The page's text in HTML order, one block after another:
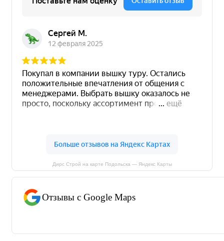
Дирс Строй на карте Подольска — Яндекс Карты
Отзывы с Google Maps